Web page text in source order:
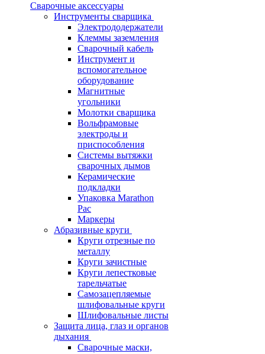
Сварочные аксессуары
Инструменты сварщика
Электрододержатели
Клеммы заземления
Сварочный кабель
Инструмент и
вспомогательное
оборудование
Магнитные
угольники
Молотки сварщика
Вольфрамовые
электроды и
приспособления
Системы вытяжки
сварочных дымов
Керамические
подкладки
Упаковка Marathon
Pac
Маркеры
Абразивные круги
Круги отрезные по
металлу
Круги зачистные
Круги лепестковые
тарельчатые
Самозацепляемые
шлифовальные круги
Шлифовальные листы
Защита лица, глаз и органов
дыхания
Сварочные маски,